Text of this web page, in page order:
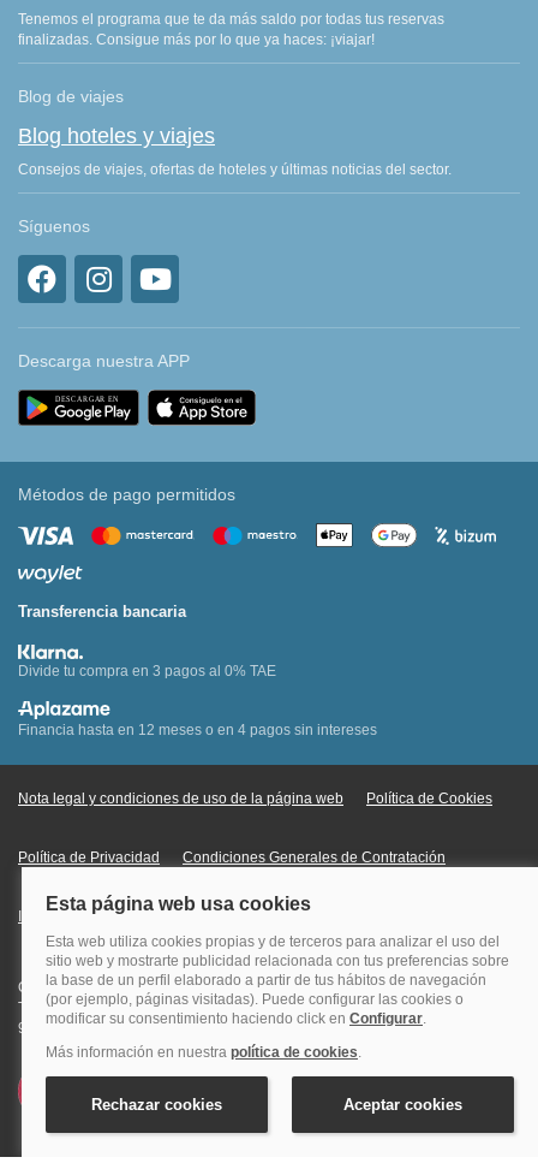
Tenemos el programa que te da más saldo por todas tus reservas
finalizadas. Consigue más por lo que ya haces: ¡viajar!
Blog de viajes
Blog hoteles y viajes
Consejos de viajes, ofertas de hoteles y últimas noticias del sector.
Síguenos
Descarga nuestra APP
Métodos de pago permitidos
Transferencia bancaria
Divide tu compra en 3 pagos al 0% TAE
Financia hasta en 12 meses o en 4 pagos sin intereses
Nota legal y condiciones de uso de la página web Política de Cookies
Política de Privacidad Condiciones Generales de Contratación
Información Legal sobre Mercados en Línea
Quehoteles.com - Especialistas en hoteles © Copyright Veturis Travel S.A.
Todos los derechos reservados. Autorización nº I-AV0000879.4 Tel: +34
915759999